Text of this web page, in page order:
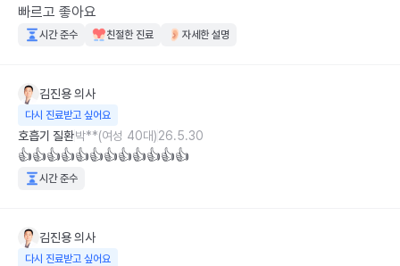
빠르고 좋아요
시간 준수 친절한 진료 자세한 설명
김진용의사
다시 진료받고 싶어요
호흡기 질환박**(여성 40대)26.5.30
👍👍👍👍👍👍👍👍👍👍👍👍
시간 준수
김진용의사
다시 진료받고 싶어요